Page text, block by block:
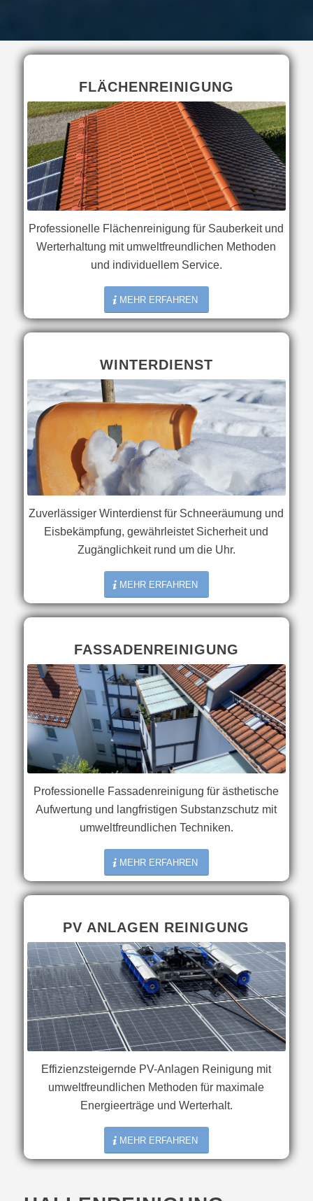
FLÄCHENREINIGUNG
Professionelle Flächenreinigung für Sauberkeit und
Werterhaltung mit umweltfreundlichen Methoden
und individuellem Service.
MEHR ERFAHREN
WINTERDIENST
Zuverlässiger Winterdienst für Schneeräumung und
Eisbekämpfung, gewährleistet Sicherheit und
Zugänglichkeit rund um die Uhr.
MEHR ERFAHREN
FASSADENREINIGUNG
Professionelle Fassadenreinigung für ästhetische
Aufwertung und langfristigen Substanzschutz mit
umweltfreundlichen Techniken.
MEHR ERFAHREN
PV ANLAGEN REINIGUNG
Effizienzsteigernde PV-Anlagen Reinigung mit
umweltfreundlichen Methoden für maximale
Energieerträge und Werterhalt.
MEHR ERFAHREN